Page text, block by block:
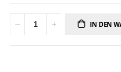
IN DEN